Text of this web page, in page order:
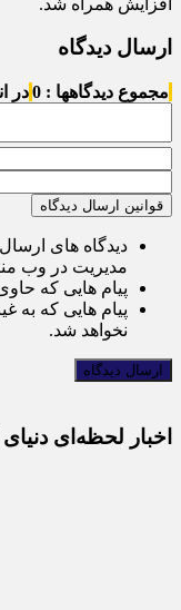
افزایش همراه شد.
ارسال دیدگاه
مجموع دیدگاهها : 0 در
قوانین ارسال دیدگاه
دیدگاه های
مدیریت در وب
پیام هایی که
پیام هایی که به
نخواهد شد.
اخبار لحظه‌ای